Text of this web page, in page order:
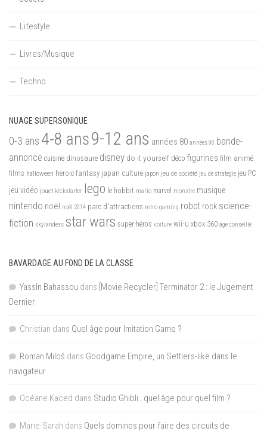
Lifestyle
Livres/Musique
Techno
NUAGE SUPERSONIQUE
0-3 ans 4-8 ans9-12 ans années 80 années 90 bande-
annonce cuisine dinosaure disney do it yourself déco figurines film animé
films halloween heroic-fantasy japan culture japon jeu de société jeu de stratégie jeu PC
jeu vidéo jouet kickstarter lego le hobbit mario marvel monstre musique
nintendo noël noël 2014 parc d'attractions retro-gaming robot rock science-
fiction skylanders star wars super-héros voiture wii-u xbox 360 âge conseillé
BAVARDAGE AU FOND DE LA CLASSE
YassIn Bahassou dans [Movie Recycler] Terminator 2 : le Jugement
Dernier
Christian dans Quel âge pour Imitation Game ?
Roman Miloš dans Goodgame Empire, un Settlers-like dans le
navigateur
Océane Kaced dans Studio Ghibli : quel âge pour quel film ?
Marie-Sarah dans Quels dominos pour faire des circuits de